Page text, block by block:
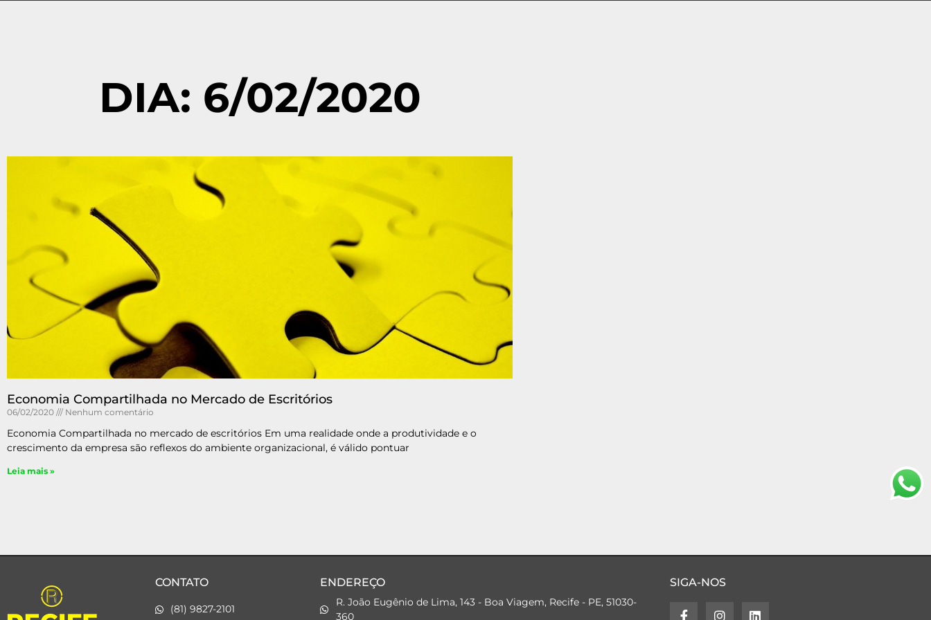
DIA: 6/02/2020
Economia Compartilhada no Mercado de Escritórios
06/02/2020 Nenhum comentário
Economia Compartilhada no mercado de escritórios Em uma realidade onde a produtividade e o
crescimento da empresa são reflexos do ambiente organizacional, é válido pontuar
Leia mais »
CONTATO
(81) 9827-2101
ENDEREÇO
R. João Eugênio de Lima, 143 - Boa Viagem, Recife - PE, 51030-
360
SIGA-NOS